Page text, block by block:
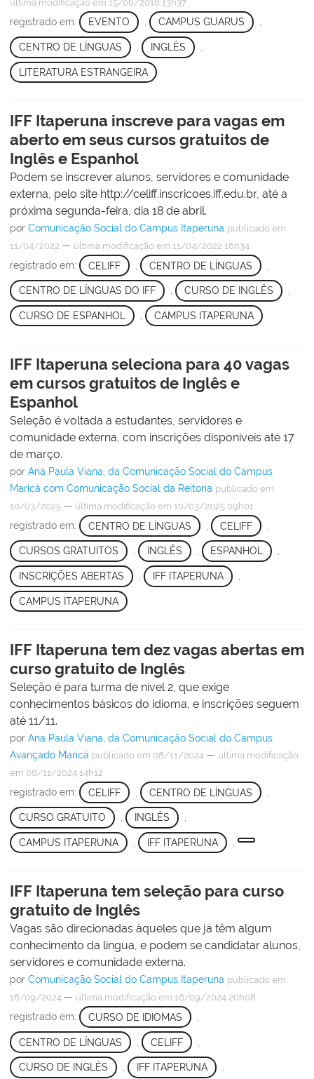
última modificação em 15/06/2018 13h37
registrado em: EVENTO , CAMPUS GUARUS ,
CENTRO DE LÍNGUAS INGLÊS
LITERATURA ESTRANGEIRA
IFF Itaperuna inscreve para vagas em
aberto em seus cursos gratuitos de
Inglês e Espanhol
Podem se inscrever alunos, servidores e comunidade
externa, pelo site http://celiff.inscricoes.iff.edu.br, até a
próxima segunda-feira, dia 18 de abril.
por Comunicação Social do Campus Itaperuna publicado em
11/04/2022 — última modificação em 11/04/2022 16h34
registrado em: CELIFF CENTRO DE LÍNGUAS
CENTRO DE LÍNGUAS DO IFF , CURSO DE INGLÊS ,
CURSO DE ESPANHOL CAMPUS ITAPERUNA
IFF Itaperuna seleciona para 40 vagas
em cursos gratuitos de Inglês e
Espanhol
Seleção é voltada a estudantes, servidores e
comunidade externa, com inscrições disponíveis até 17
de março.
por Ana Paula Viana, da Comunicação Social do Campus
Maricá com Comunicação Social da Reitoria publicado em
10/03/2025 — última modificação em 10/03/2025 09h01
registrado em: CENTRO DE LÍNGUAS CELIFF
CURSOS GRATUITOS , INGLÊS , ESPANHOL ,
INSCRIÇÕES ABERTAS IFF ITAPERUNA
CAMPUS ITAPERUNA
IFF Itaperuna tem dez vagas abertas em
curso gratuito de Inglês
Seleção é para turma de nível 2, que exige
conhecimentos básicos do idioma, e inscrições seguem
até 11/11.
por Ana Paula Viana, da Comunicação Social do Campus
Avançado Maricá publicado em 08/11/2024 — última modificação
em 08/11/2024 14h12
registrado em: CELIFF CENTRO DE LÍNGUAS
CURSO GRATUITO , INGLÊS ,
CAMPUS ITAPERUNA IFF ITAPERUNA
IFF Itaperuna tem seleção para curso
gratuito de Inglês
Vagas são direcionadas àqueles que já têm algum
conhecimento da língua, e podem se candidatar alunos,
servidores e comunidade externa.
por Comunicação Social do Campus Itaperuna publicado em
16/09/2024 — última modificação em 16/09/2024 20h08
registrado em: CURSO DE IDIOMAS
CENTRO DE LÍNGUAS CELIFF
CURSO DE INGLÊS , IFF ITAPERUNA ,